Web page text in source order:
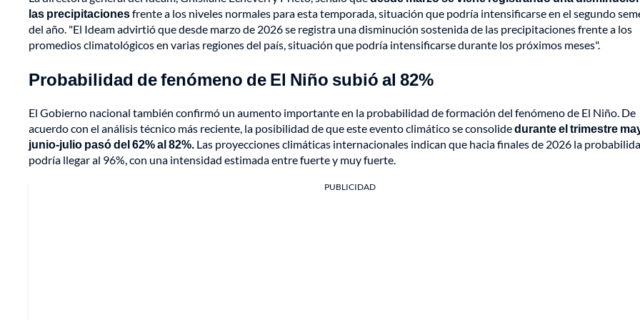
las precipitacionesfrente a los niveles normales para esta temporada, situación que podría intensificarse en el segundo
del año. "El Ideam advirtió que desde marzo de 2026 se registra una disminución sostenida de las precipitaciones frente a los
promedios climatológicos en varias regiones del país, situación que podría intensificarse durante los próximos meses".
Probabilidad de fenómeno de El Niño subió al 82%
El Gobierno nacional también confirmó un aumento importante en la probabilidad de formación del fenómeno de El Niño. De
acuerdo con el análisis técnico más reciente, la posibilidad de que este evento climático se consolidedurante el trimestre
junio-julio pasó del 62% al 82%. Las proyecciones climáticas internacionales indican que hacia finales de 2026 la
podría llegar al 96%, con una intensidad estimada entre fuerte y muy fuerte.
PUBLICIDAD